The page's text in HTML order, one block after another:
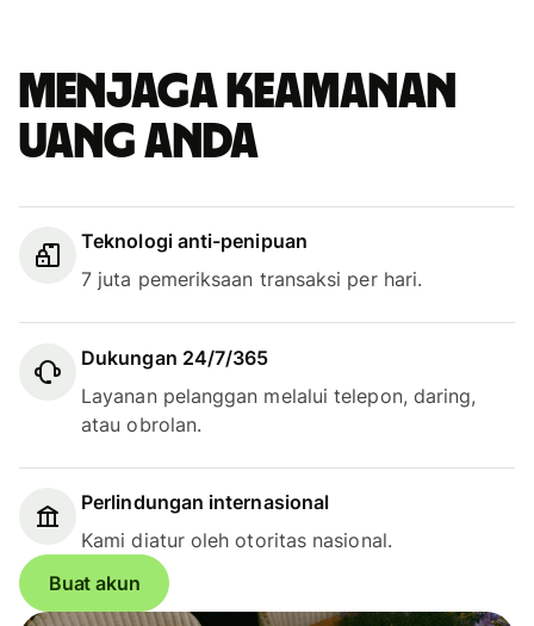
Menjaga keamanan
uang Anda
Teknologi anti-penipuan
7 juta pemeriksaan transaksi per hari.
Dukungan 24/7/365
Layanan pelanggan melalui telepon, daring,
atau obrolan.
Perlindungan internasional
Kami diatur oleh otoritas nasional.
Buat akun